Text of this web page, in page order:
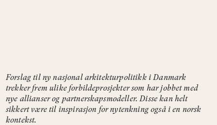
Forslag til ny nasjonal arkitekturpolitikk i Danmark
trekker frem ulike forbildeprosjekter som har jobbet med
nye allianser og partnerskapsmodeller. Disse kan helt
sikkert være til inspirasjon for nytenkning også i en norsk
kontekst.